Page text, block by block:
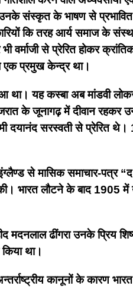
संस्कृत के भाषण से प्रभावित
कि तरह आर्य समाज के
से प्रेरित होकर
एक प्रमुख केन्द्र था।
था। यह कस्बा अब मांडवी
के जूनागढ़ में दीवान रहकर
दयानंद सरस्वती से प्रेरित थे।
से मासिक समाचार-पत्र
भारत लौटने के बाद 1905 में
मदनलाल ढींगरा उनके प्रिय
था।
कानूनों के कारण